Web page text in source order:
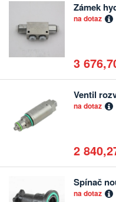
Zámek
na dotaz
3
Ventil
na dotaz
2
Spínač
na dotaz